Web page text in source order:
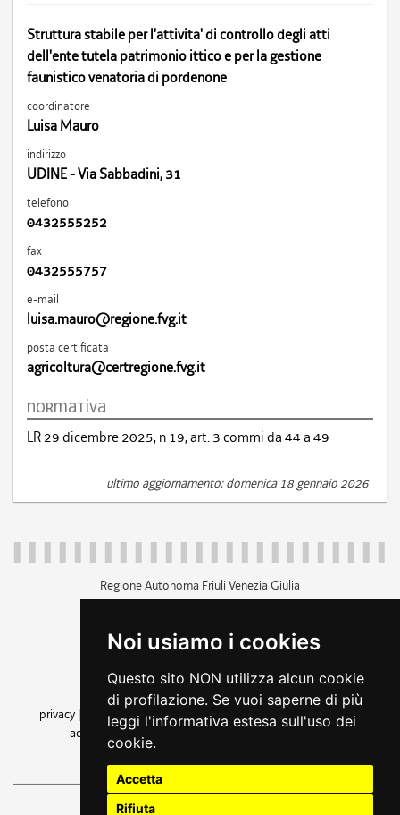
Noi usiamo i cookies
Questo sito NON utilizza alcun cookie
di profilazione. Se vuoi saperne di più
leggi l'informativa estesa sull'uso dei
cookie.
Accetta
Rifiuta
Struttura stabile per l'attivita' di controllo degli atti
dell'ente tutela patrimonio ittico e per la gestione
faunistico venatoria di pordenone
coordinatore
Luisa Mauro
indirizzo
UDINE - Via Sabbadini, 31
telefono
0432555252
fax
0432555757
e-mail
luisa.mauro@regione.fvg.it
posta certificata
agricoltura@certregione.fvg.it
normativa
LR 29 dicembre 2025, n 19, art. 3 commi da 44 a 49
ultimo aggiornamento: domenica 18 gennaio 2026
Regione Autonoma Friuli Venezia Giulia
c.f. 80014930327; p.iva 00526040324
+39 040 3771111
amministrazione trasparente
privacy | cookie |note legali accessibilità
dichiarazione di
accessibilità| feedback
cambio preferenze cookie